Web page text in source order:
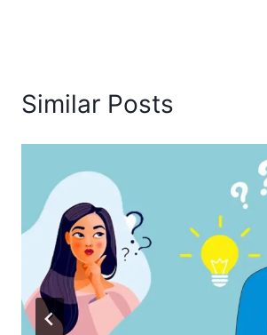
Similar Posts